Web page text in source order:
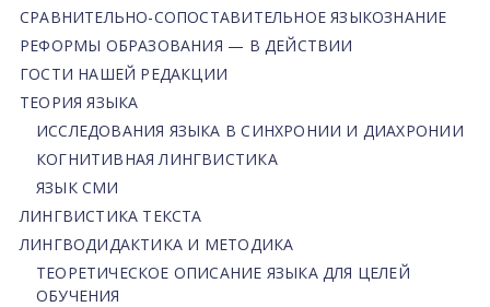
СРАВНИТЕЛЬНО-СОПОСТАВИТЕЛЬНОЕ ЯЗЫКОЗНАНИЕ
РЕФОРМЫ ОБРАЗОВАНИЯ — В ДЕЙСТВИИ
ГОСТИ НАШЕЙ РЕДАКЦИИ
ТЕОРИЯ ЯЗЫКА
ИССЛЕДОВАНИЯ ЯЗЫКА В СИНХРОНИИ И ДИАХРОНИИ
КОГНИТИВНАЯ ЛИНГВИСТИКА
ЯЗЫК СМИ
ЛИНГВИСТИКА ТЕКСТА
ЛИНГВОДИДАКТИКА И МЕТОДИКА
ТЕОРЕТИЧЕСКОЕ ОПИСАНИЕ ЯЗЫКА ДЛЯ ЦЕЛЕЙ
ОБУЧЕНИЯ